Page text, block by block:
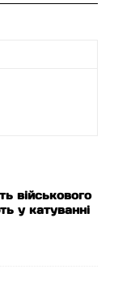
військового
у катуванні